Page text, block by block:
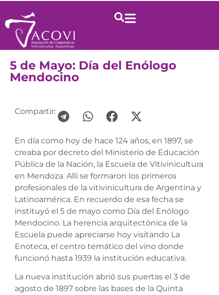
5 de Mayo: Día del Enólogo
Mendocino
Compartir:
En día como hoy de hace 124 años, en 1897, se
creaba por decreto del Ministerio de Educación
Pública de la Nación, la Escuela de Vitivinicultura
en Mendoza. Allí se formaron los primeros
profesionales de la vitivinicultura de Argentina y
Latinoamérica. En recuerdo de esa fecha se
instituyó el 5 de mayo como Día del Enólogo
Mendocino. La herencia arquitectónica de la
Escuela puede apreciarse hoy visitando La
Enoteca, el centro temático del vino donde
funcionó hasta 1939 la institución educativa.
La nueva institución abrió sus puertas el 3 de
agosto de 1897 sobre las bases de la Quinta